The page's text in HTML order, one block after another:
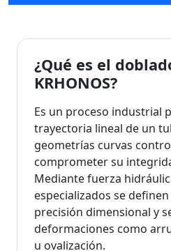
¿Qué es el
KRHONOS?
Es un proceso industrial
trayectoria lineal de un
geometrías curvas
comprometer su
Mediante fuerza
especializados se
precisión dimensional y
deformaciones como
u ovalización.